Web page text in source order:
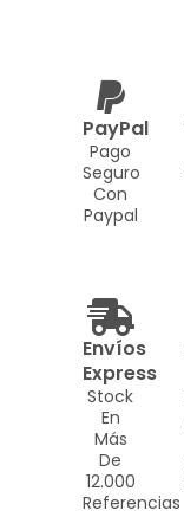
PayPal
Pago
Seguro
Con
Paypal
Envíos
Express
Stock
En
Más
De
12.000
Referencias